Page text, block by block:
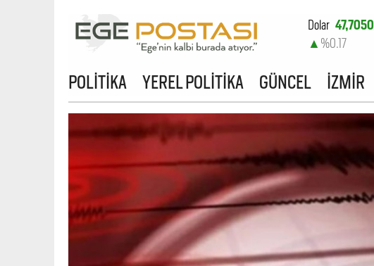
Dolar 47,7050
▲ %0.17
%0.02
POLİTİKA YEREL POLİTİKA GÜNCEL İZMİR